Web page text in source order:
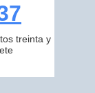
treinta y